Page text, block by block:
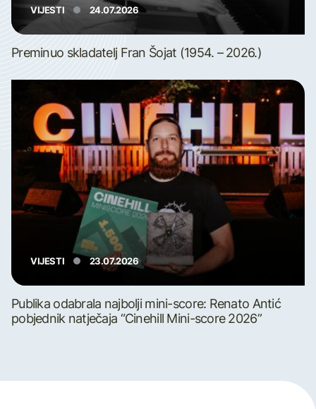
VIJESTI 24.07.2026
Preminuo skladatelj Fran Šojat (1954. – 2026.)
VIJESTI 23.07.2026
Publika odabrala najbolji mini-score: Renato Antić
pobjednik natječaja “Cinehill Mini-score 2026”